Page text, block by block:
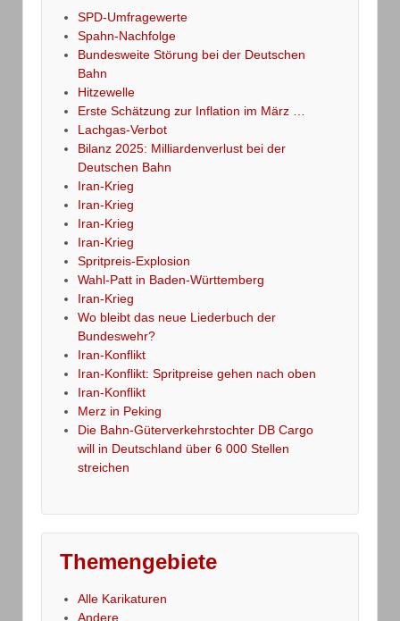
SPD-Umfragewerte
Spahn-Nachfolge
Bundesweite Störung bei der Deutschen
Bahn
Hitzewelle
Erste Schätzung zur Inflation im März …
Lachgas-Verbot
Bilanz 2025: Milliardenverlust bei der
Deutschen Bahn
Iran-Krieg
Iran-Krieg
Iran-Krieg
Iran-Krieg
Spritpreis-Explosion
Wahl-Patt in Baden-Württemberg
Iran-Krieg
Wo bleibt das neue Liederbuch der
Bundeswehr?
Iran-Konflikt
Iran-Konflikt: Spritpreise gehen nach oben
Iran-Konflikt
Merz in Peking
Die Bahn-Güterverkehrstochter DB Cargo
will in Deutschland über 6 000 Stellen
streichen
Themengebiete
Alle Karikaturen
Andere